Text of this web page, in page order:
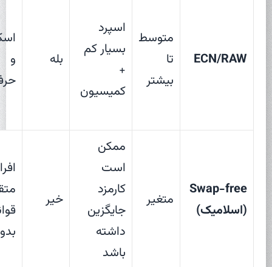
ECN/RAW
متوسط
تا
بیشتر
اسپرد
بسیار کم
+
کمیسیون
بله
و
Swap-free
(اسلامیک)
متغیر
ممکن
است
کارمزد
جایگزین
داشته
باشد
خیر